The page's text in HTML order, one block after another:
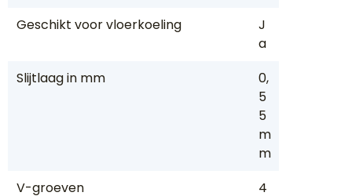
Geschikt voor vloerkoeling
J
a
Slijtlaag in mm
0,
5
5
m
m
V-groeven
4